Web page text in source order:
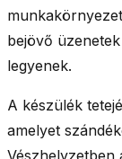
bejövő
legyenek.
A készülék
amelyet
Vészhelyzetben